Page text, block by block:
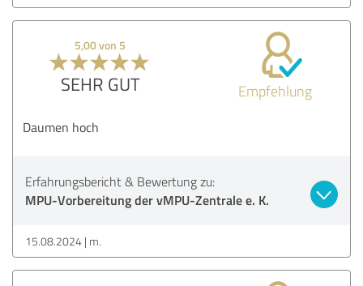
5,00 von 5
SEHR GUT Empfehlung
Daumen hoch
Erfahrungsbericht & Bewertung zu:
MPU-Vorbereitung der vMPU-Zentrale e. K.
15.08.2024 m.